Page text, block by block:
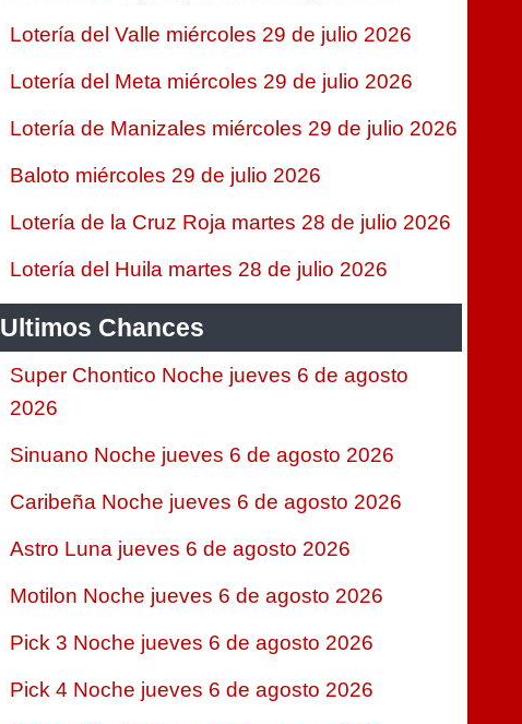
Lotería del Valle miércoles 29 de julio 2026
Lotería del Meta miércoles 29 de julio 2026
Lotería de Manizales miércoles 29 de julio 2026
Baloto miércoles 29 de julio 2026
Lotería de la Cruz Roja martes 28 de julio 2026
Lotería del Huila martes 28 de julio 2026
Ultimos Chances
Super Chontico Noche jueves 6 de agosto
2026
Sinuano Noche jueves 6 de agosto 2026
Caribeña Noche jueves 6 de agosto 2026
Astro Luna jueves 6 de agosto 2026
Motilon Noche jueves 6 de agosto 2026
Pick 3 Noche jueves 6 de agosto 2026
Pick 4 Noche jueves 6 de agosto 2026